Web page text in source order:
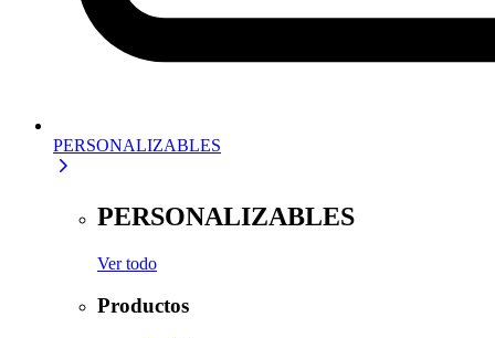
PERSONALIZABLES
PERSONALIZABLES
Ver todo
Productos